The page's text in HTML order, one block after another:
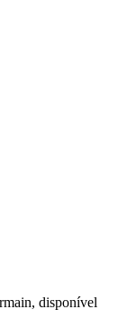
disponível